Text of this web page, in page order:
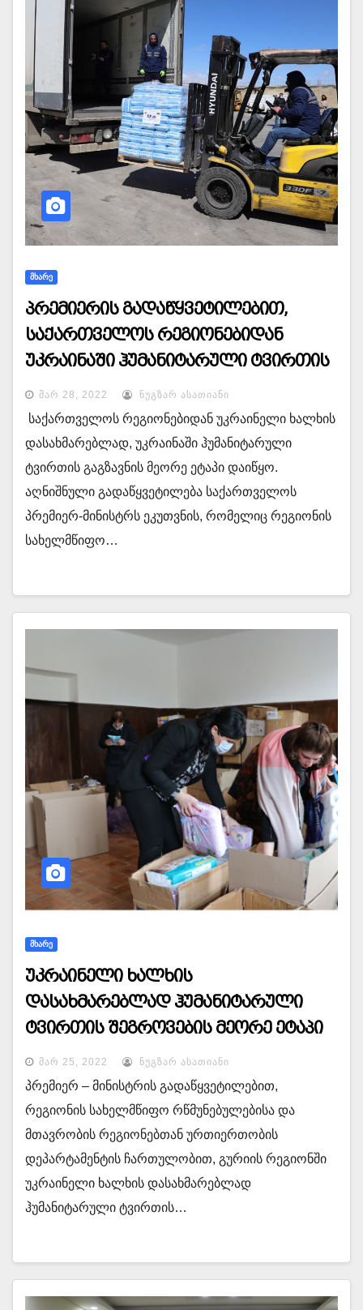
ᲛᲮᲐᲠᲔ
პრემიერის გადაწყვეტილებით,
საქართველოს რეგიონებიდან
უკრაინაში ჰუმანიტარული ტვირთის
გაგზავნის მეორე ეტაპი დაიწყო
ᲛᲐᲠ 28, 2022 ᲜᲣᲒᲖᲐᲠ ᲐᲡᲐᲗᲘᲐᲜᲘ
საქართველოს რეგიონებიდან უკრაინელი ხალხის
დასახმარებლად, უკრაინაში ჰუმანიტარული
ტვირთის გაგზავნის მეორე ეტაპი დაიწყო.
აღნიშნული გადაწყვეტილება საქართველოს
პრემიერ-მინისტრს ეკუთვნის, რომელიც რეგიონის
სახელმწიფო…
ᲛᲮᲐᲠᲔ
უკრაინელი ხალხის
დასახმარებლად ჰუმანიტარული
ტვირთის შეგროვების მეორე ეტაპი
დაიწყო.
ᲛᲐᲠ 25, 2022 ᲜᲣᲒᲖᲐᲠ ᲐᲡᲐᲗᲘᲐᲜᲘ
პრემიერ – მინისტრის გადაწყვეტილებით,
რეგიონის სახელმწიფო რწმუნებულებისა და
მთავრობის რეგიონებთან ურთიერთობის
დეპარტამენტის ჩართულობით, გურიის რეგიონში
უკრაინელი ხალხის დასახმარებლად
ჰუმანიტარული ტვირთის…